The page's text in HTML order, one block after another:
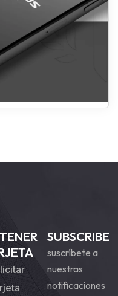
SUBSCRIBE
suscríbete a
nuestras
notificaciones